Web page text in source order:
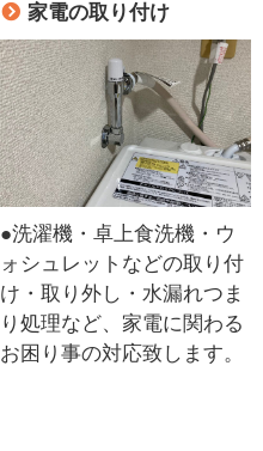
家電の取り付け
●洗濯機・卓上食洗機・ウ
ォシュレットなどの取り付
け・取り外し・水漏れつま
り処理など、家電に関わる
お困り事の対応致します。